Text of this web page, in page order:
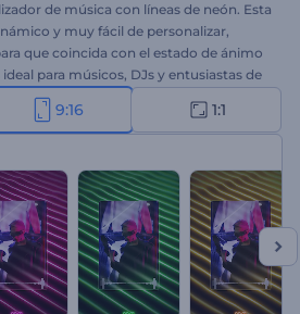
de música con líneas de neón. Esta
y muy fácil de personalizar,
que coincida con el estado de ánimo
para músicos, DJs y entusiastas de
su experiencia musical al siguiente
escribe el nombre del artista y
duradera en tu audiencia.
que las líneas de neón le den vida a
9:16 1:1